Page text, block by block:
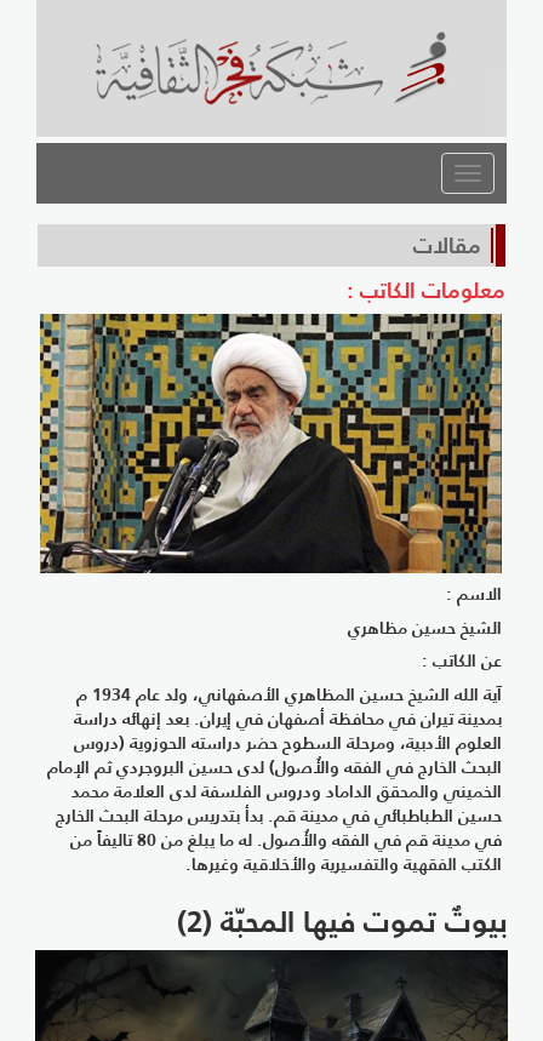
القائمة
مقالات
معلومات الكاتب :
الاسم :
الشيخ حسين مظاهري
عن الكاتب :
آية الله الشيخ حسين المظاهري الأصفهاني، ولد عام 1934 م
بمدينة تيران في محافظة أصفهان في إيران. بعد إنهائه دراسة
العلوم الأدبية، ومرحلة السطوح حضر دراسته الحوزوية (دروس
البحث الخارج في الفقه والأُصول) لدى حسين البروجردي ثم الإمام
الخميني والمحقق الداماد ودروس الفلسفة لدى العلامة محمد
حسين الطباطبائي في مدينة قم. بدأ بتدريس مرحلة البحث الخارج
في مدينة قم في الفقه والأُصول. له ما يبلغ من 80 تاليفاً من
الكتب الفقهية والتفسيرية والأخلاقية وغيرها.
بيوتٌ تموت فيها المحبّة (2)